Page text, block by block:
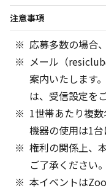
注意事項
応募多数の場合
メール（
案内いたします
は、受信設定を
1世帯あたり複
機器の使用は1台
権利の関係上、
ご了承ください。
本イベントは